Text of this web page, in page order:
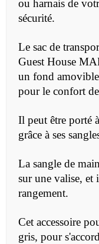
ou harnais de
sécurité.
Le sac de
Guest House
un fond
pour le confort
Il peut être porté
grâce à ses
La sangle de
sur une valise, et
rangement.
Cet accessoire
gris, pour